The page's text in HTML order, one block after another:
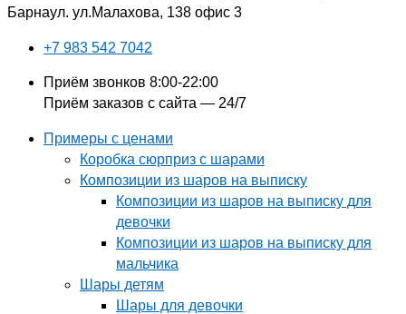
Барнаул. ул.Малахова, 138 офис 3
+7 983 542 7042
Приём звонков 8:00-22:00
Приём заказов с сайта — 24/7
Примеры с ценами
Коробка сюрприз с шарами
Композиции из шаров на выписку
Композиции из шаров на выписку для
девочки
Композиции из шаров на выписку для
мальчика
Шары детям
Шары для девочки